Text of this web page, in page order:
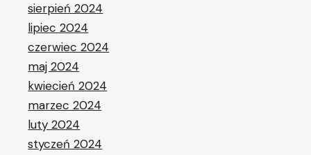
sierpień 2024
lipiec 2024
czerwiec 2024
maj 2024
kwiecień 2024
marzec 2024
luty 2024
styczeń 2024